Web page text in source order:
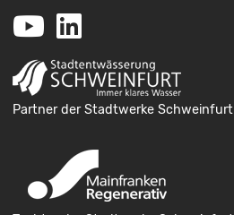
Youtube
Partner der Stadtwerke Schweinfurt